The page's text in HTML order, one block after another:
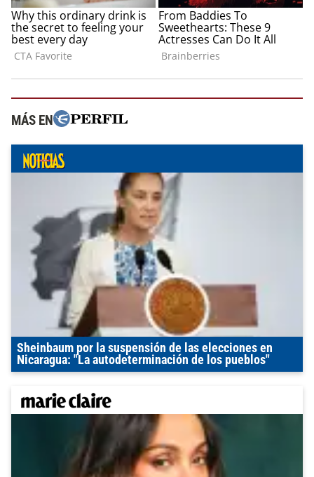
MÁS EN
Sheinbaum por la suspensión de las elecciones en
Nicaragua: "La autodeterminación de los pueblos"